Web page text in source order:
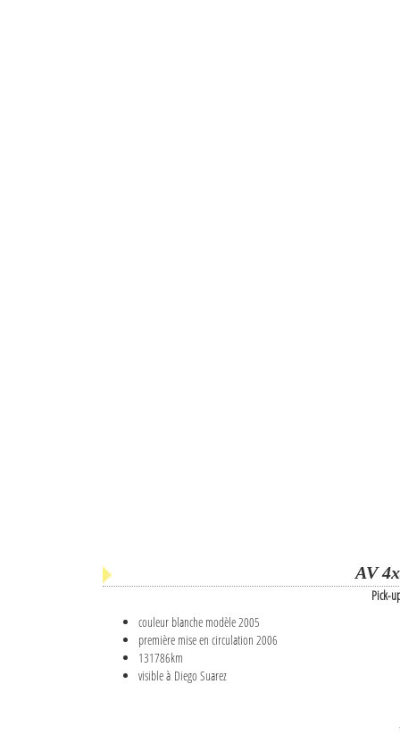
AV
Pick-
couleur blanche modèle 2005
première mise en circulation 2006
131786km
visible à Diego Suarez